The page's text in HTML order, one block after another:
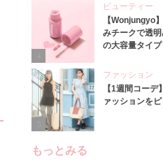
4
ビューティー
【Wonjungyo
みチークで透
の大容量タイプ
ファッション
【1週間コー
ァッションを
もっとみる